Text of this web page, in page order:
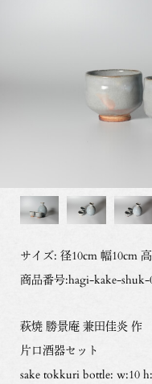
サイズ: 径10cm 幅10cm
商品番号:hagi-kake-shuk-
萩焼 勝景庵 兼田佳炎 作
片口酒器セット
sake tokkuri bottle: w:10